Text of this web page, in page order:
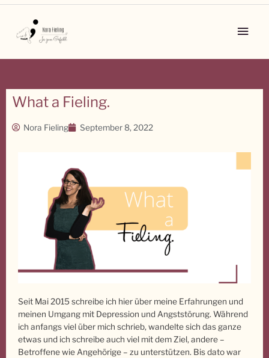
Zum
springen
Main
What a Fieling.
Nora Fieling September 8, 2022
Seit Mai 2015 schreibe ich hier über meine Erfahrungen und
meinen Umgang mit Depression und Angststörung. Während
ich anfangs viel über mich schrieb, wandelte sich das ganze
etwas und ich schreibe auch viel mit dem Ziel, andere –
Betroffene wie Angehörige – zu unterstützen. Bis dato war